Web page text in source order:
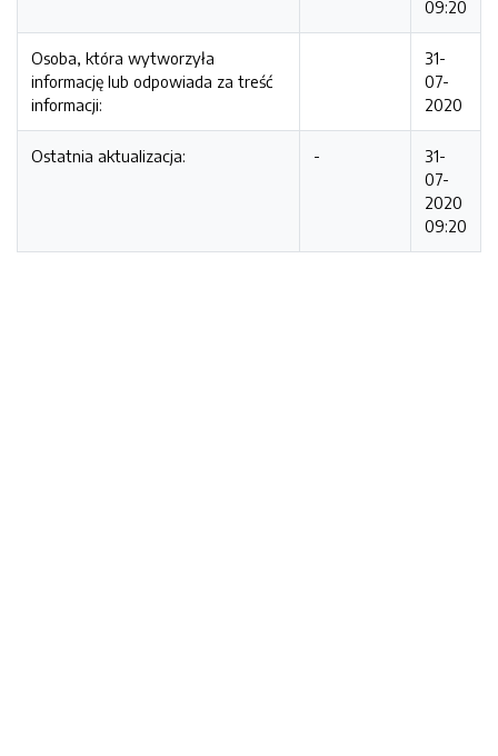
09:20
Osoba, która wytworzyła
informację lub odpowiada za treść
informacji:
31-
07-
2020
Ostatnia aktualizacja: -
31-
07-
2020
09:20